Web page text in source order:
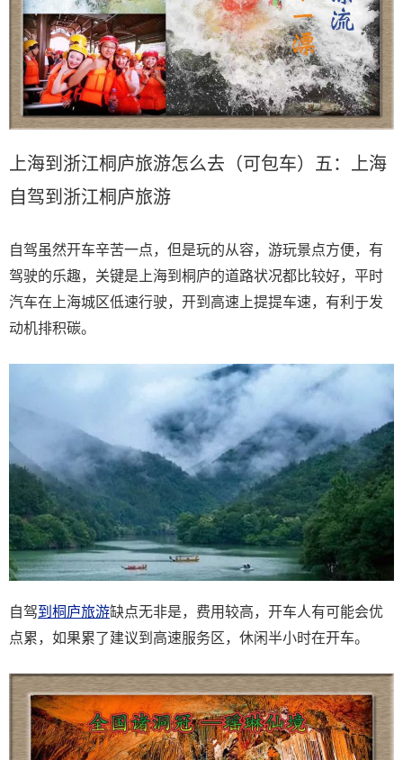
上海到浙江桐庐旅游怎么去（可包车）五：上海
自驾到浙江桐庐旅游
自驾虽然开车辛苦一点，但是玩的从容，游玩景点方便，有
驾驶的乐趣，关键是上海到桐庐的道路状况都比较好，平时
汽车在上海城区低速行驶，开到高速上提提车速，有利于发
动机排积碳。
自驾到桐庐旅游缺点无非是，费用较高，开车人有可能会优
点累，如果累了建议到高速服务区，休闲半小时在开车。